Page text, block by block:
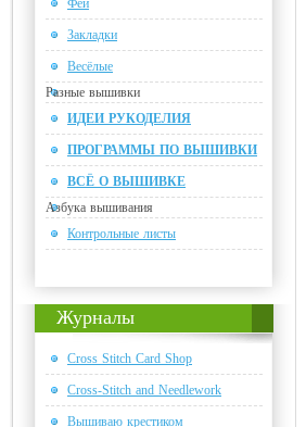
Феи
Закладки
Весёлые
Разные вышивки
ИДЕИ РУКОДЕЛИЯ
ПРОГРАММЫ ПО ВЫШИВКИ
ВСЁ О ВЫШИВКЕ
Азбука вышивания
Контрольные листы
Журналы
Cross Stitch Card Shop
Cross-Stitch and Needlework
Вышиваю крестиком